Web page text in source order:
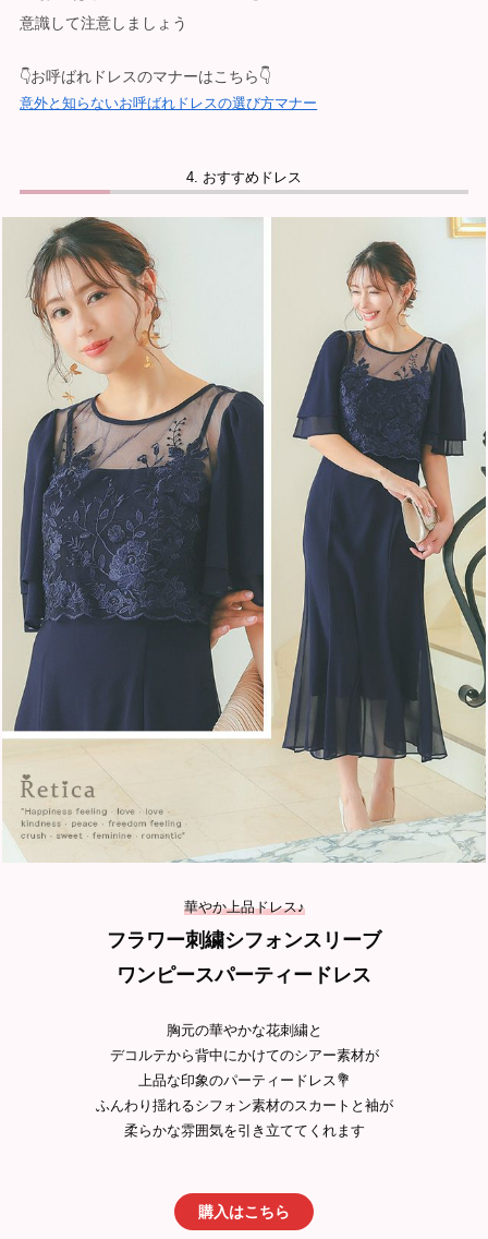
意識して注意しましょう
👇お呼ばれドレスのマナーはこちら👇
意外と知らないお呼ばれドレスの選び方マナー
おすすめドレス
華やか上品ドレス♪
フラワー刺繍シフォンスリーブ
ワンピースパーティードレス
胸元の華やかな花刺繍と
デコルテから背中にかけてのシアー素材が
上品な印象のパーティードレス💐
ふんわり揺れるシフォン素材のスカートと袖が
柔らかな雰囲気を引き立ててくれます
購入はこちら